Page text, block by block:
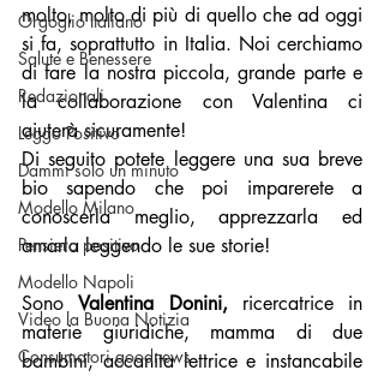
Orgoglio Italiano
Salute e Benessere
Redazionali
Leggo Positivo
Dammi solo un minuto
Modello Milano
Pensiero positivo
Modello Napoli
Video la Buona Notizia
Consumatori goodnews
molto, molto di più di quello che ad oggi
si fa, soprattutto in Italia. Noi cerchiamo
di fare la nostra piccola, grande parte e
la collaborazione con Valentina ci
aiuterà sicuramente!
Di seguito potete leggere una sua breve
bio sapendo che poi imparerete a
conoscerla meglio, apprezzarla ed
amarla leggendo le sue storie!
Sono Valentina Donini, ricercatrice in
materie giuridiche, mamma di due
bambini, accanita lettrice e instancabile